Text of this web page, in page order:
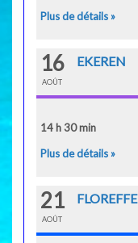
Plus de détails »
16
AOÛT
EKEREN
14 h 30 min
Plus de détails »
21
AOÛT
FLOREFFE